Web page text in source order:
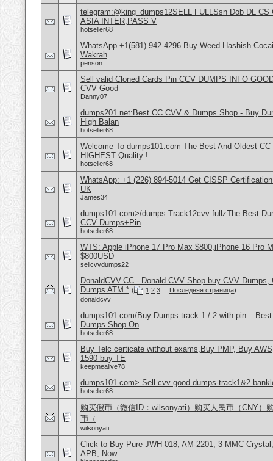
telegram:@king_dumps12SELL FULLSsn Dob DL
ASIA INTER,PASS V
hotseller68
WhatsApp +1(581) 942-4296 Buy Weed Hashish
Wakrah
penson
Sell valid Cloned Cards Pin CCV DUMPS INFO
CVV Good
Danny07
dumps201.net:Best CC CVV & Dumps Shop - Buy
High Balan
hotseller68
Welcome To dumps101.com The Best And Oldest
HIGHEST Quality !
hotseller68
WhatsApp: +1 (226) 894-5014​ Get CISSP
UK
James34
dumps101.com>/dumps Track12cvv fullzThe Best
CCV Dumps+Pin
hotseller68
WTS: Apple iPhone 17 Pro Max $800,iPhone 16 Pro
$800USD
sellcvvdumps22
DonaldCVV.CC - Donald CVV Shop buy CVV
Dumps ATM * ( 1 2 3 Последняя страница)
donaldcvv
dumps101.com/Buy Dumps track 1 / 2 with pin –
Dumps Shop On
hotseller68
Buy Telc certicate without exams,Buy PMP, Buy
1590 buy TE
keepmealive78
dumps101.com> Sell cvv good dumps-track1&2-
hotseller68
购买假币（微信ID：wilsonyati）购买人民币（CNY）
币（
wilsonyati
Click to Buy Pure JWH-018, AM-2201, 3-MMC
APB, Now